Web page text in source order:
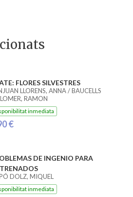
FLORES SILVESTRES
LLORENS, ANNA / BAUCELLS
RAMON
inmediata
€
DE INGENIO PARA
DOLZ, MIQUEL
inmediata